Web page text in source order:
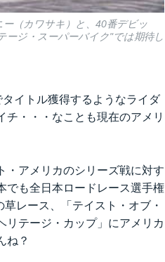
（カワサキ）と、40番デビッ
ージ・スーパーバイク"では期待し
イトル獲得するようなライダ
・・・なことも現在のアメリ
・アメリカのシリーズ戦に対す
でも全日本ロードレース選手権
レース、「テイスト・オブ・
リテージ・カップ」にアメリカ
ね？